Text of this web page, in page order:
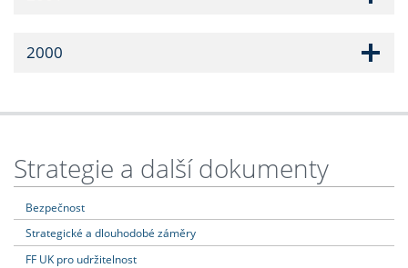
2000
Strategie a další dokumenty
Bezpečnost
Strategické a dlouhodobé záměry
FF UK pro udržitelnost